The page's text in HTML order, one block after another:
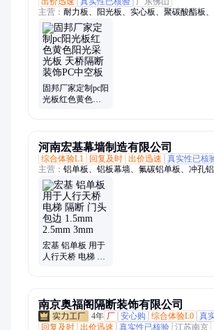
主营： 耐力板、阳光板、实心板、聚碳酸酯板
力板、Pet耐力板、Pc透明瓦、晶亮板、四层阳
板、透明耐力板、pc采光瓦、耐力板厂家、温室
颗粒耐力板、插接阳光板、温室阳光板、耐力
脂瓦、铝压条、铝合金雨棚
固邦厂家定制pc阳
光板红色黄色阳
河南宏基幕墙制造有限公司
综合体验L1
回复及时 出价迅速 真实性已核
主营： 铝单板、铝板幕墙、氟碳铝单板、冲孔
板、木纹铝单板、防石纹铝单板
宏基 铝单板 用于
人行天桥 电梯 隔
南京奥福阁隔断装饰有限公司
4年 厂 安心购 综合体验L0 真
回复及时 出价迅速 真实性已核验 江苏南京